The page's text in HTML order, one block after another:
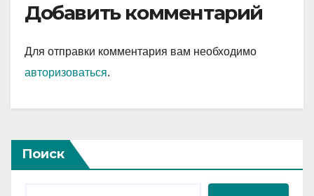
Добавить комментарий
Для отправки комментария вам необходимо
авторизоваться.
Поиск